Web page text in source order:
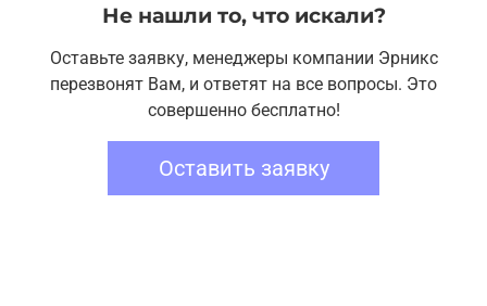
Не нашли то, что искали?
Оставьте заявку, менеджеры компании Эрникс
перезвонят Вам, и ответят на все вопросы. Это
совершенно бесплатно!
Оставить заявку